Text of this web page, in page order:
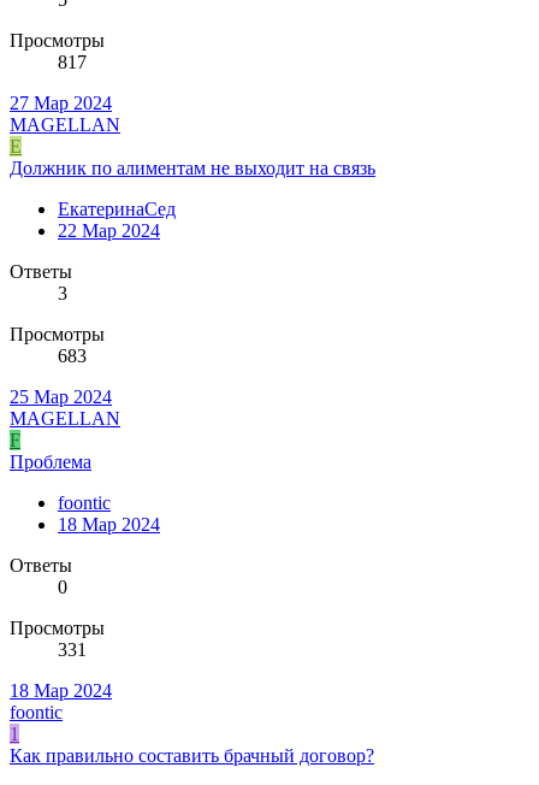
Просмотры
817
27 Мар 2024
MAGELLAN
Е
Должник по алиментам не выходит на связь
ЕкатеринаСед
22 Мар 2024
Ответы
3
Просмотры
683
25 Мар 2024
MAGELLAN
F
Проблема
foontic
18 Мар 2024
Ответы
0
Просмотры
331
18 Мар 2024
foontic
1
Как правильно составить брачный договор?